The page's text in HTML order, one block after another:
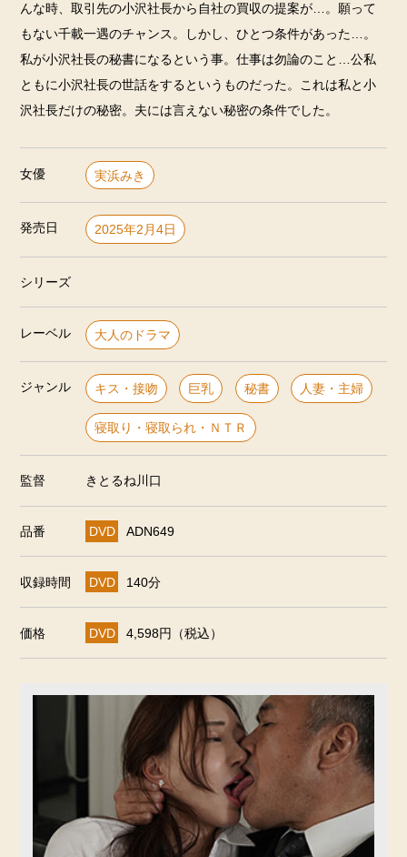
んな時、取引先の小沢社長から自社の買収の提案が…。願って
もない千載一遇のチャンス。しかし、ひとつ条件があった…。
私が小沢社長の秘書になるという事。仕事は勿論のこと…公私
ともに小沢社長の世話をするというものだった。これは私と小
沢社長だけの秘密。夫には言えない秘密の条件でした。
女優 実浜みき
発売日 2025年2月4日
シリーズ
レーベル 大人のドラマ
ジャンル キス・接吻 巨乳 秘書 人妻・主婦
寝取り・寝取られ・ＮＴＲ
監督 きとるね川口
品番 DVD ADN649
収録時間 DVD 140分
価格 DVD 4,598円（税込）